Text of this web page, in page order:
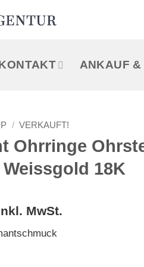
ANKAUF
/ VERKAUFT!
Ohrringe
Weissgold 18K
MwSt.